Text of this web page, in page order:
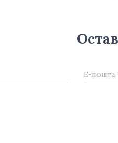
Е-пошта